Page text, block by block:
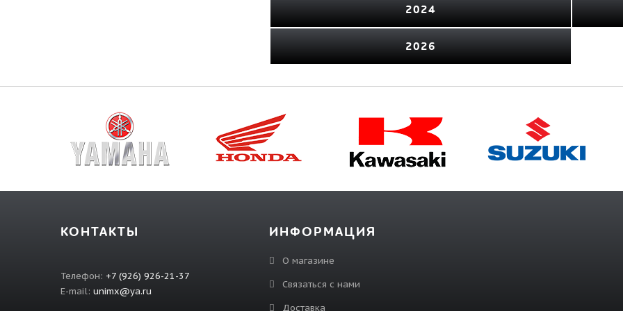
2024
2026
КОНТАКТЫ
Телефон: +7 (926) 926-21-37
E-mail: unimx@ya.ru
ИНФОРМАЦИЯ
О магазине
Связаться с нами
Доставка